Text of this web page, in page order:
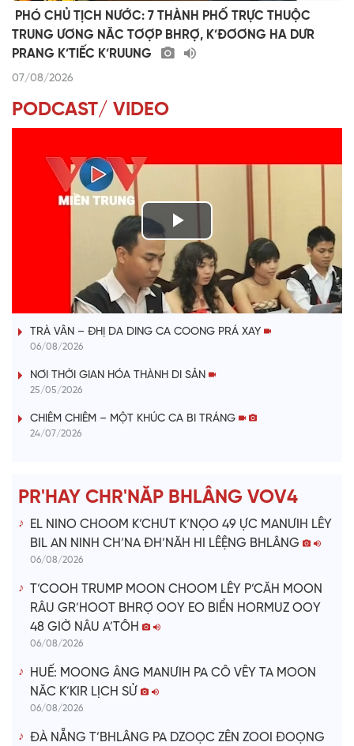
​ ​PHÓ CHỦ TỊCH NƯỚC: 7 THÀNH PHỐ TRỰC THUỘC
TRUNG ƯƠNG NĂC TƠỢP BHRỢ, K’ĐƠƠNG HA DƯR
PRANG K’TIẾC K’RUUNG
07/08/2026
PODCAST/ VIDEO
P
l
a
V
i
e
o
VÀI PHÚT DÀNH CHO QUẢNG BÁ
TRÀ VÂN – ĐHỊ DA DING CA COONG PRÁ XAY
06/08/2026
NƠI THỜI GIAN HÓA THÀNH DI SẢN
25/05/2026
CHIÊM CHIÊM – MỘT KHÚC CA BI TRÁNG
24/07/2026
PR'HAY CHR'NĂP BHLÂNG VOV4
EL NINO CHOOM K’CHƯT K’NỌO 49 ỰC MANƯIH LÊY
BIL AN NINH CH’NA ĐH’NĂH HI LÊỆNG BHLÂNG
06/08/2026
T’COOH TRUMP MOON CHOOM LÊY P’CĂH MOON
RÂU GR’HOOT BHRỢ OOY EO BIỂN HORMUZ OOY
48 GIỜ NÂU A’TÔH
06/08/2026
HUẾ: MOONG ÂNG MANƯIH PA CÔ VÊY TA MOON
NĂC K’KIR LỊCH SỬ
06/08/2026
ĐÀ NẴNG T’BHLÂNG PA DZOỌC ZÊN ZOOI ĐOỌNG